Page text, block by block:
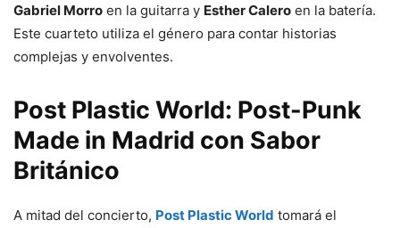
Gabriel Morro en la guitarra y Esther Calero en la batería.
Este cuarteto utiliza el género para contar historias
complejas y envolventes.
Post Plastic World: Post-Punk
Made in Madrid con Sabor
Británico
A mitad del concierto, Post Plastic World tomará el